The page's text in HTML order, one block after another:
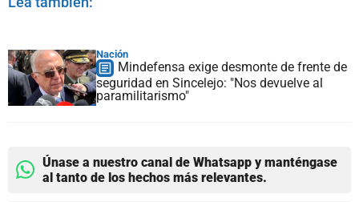
Nación
Mindefensa exige desmonte de frente de
seguridad en Sincelejo: "Nos devuelve al
paramilitarismo"
Únase a nuestro canal de Whatsapp y manténgase
al tanto de los hechos más relevantes.